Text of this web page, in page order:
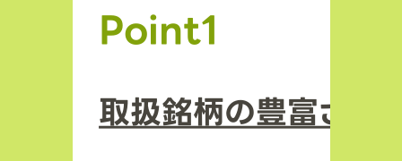
Point1
取扱銘柄の豊富さ